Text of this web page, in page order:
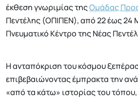
έκθεση γνωριμίας τηςΟμάδας
Πεντέλης (ΟΠΙΠΕΝ), από 22 έως 24
Πνευματικό Κέντρο της Νέας
Η ανταπόκριση του κόσμου
επιβεβαιώνοντας έμπρακτα την
«από τα κάτω» ιστορίας του τόπου,